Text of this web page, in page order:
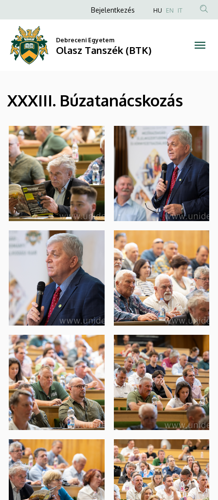
Olasz
Tanszék
(BTK)
a
tartalomra
Anonim
fiók
menüje
Bejelentkezés HU EN IT
Debreceni Egyetem
Olasz Tanszék (BTK)
XXXIII. Búzatanácskozás